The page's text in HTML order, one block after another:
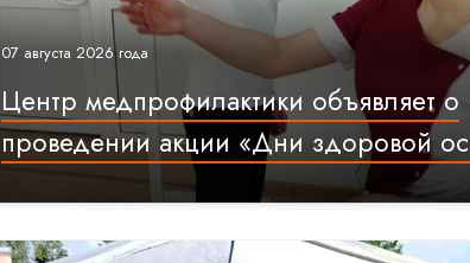
07 августа 2026 года
Центр медпрофилактики объявляет о
проведении акции «Дни здоровой